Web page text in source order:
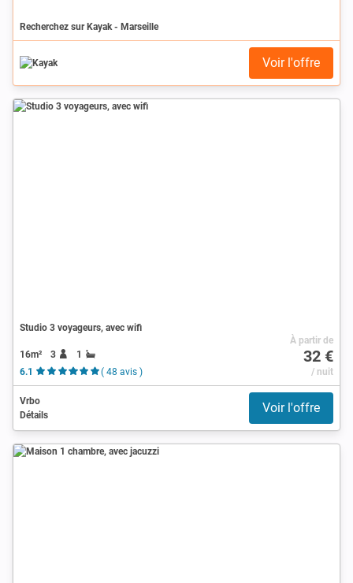
Recherchez sur Kayak - Marseille
Voir l'offre
Studio 3 voyageurs, avec wifi
16m² 3
1
6.1
( 48 avis )
À partir de
32 €
/ nuit
Vrbo
Détails
Voir l'offre